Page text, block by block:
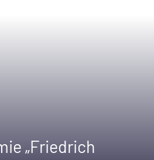
„Friedrich